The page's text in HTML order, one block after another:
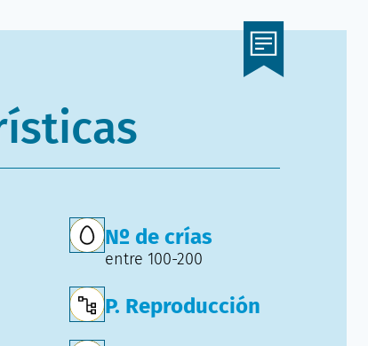
Nº de crías
entre 100-200
P. Reproducción